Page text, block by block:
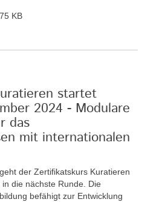
75 KB
startet
2024 - Modulare
das
mit internationalen
der Zertifikatskurs Kuratieren
die nächste Runde. Die
befähigt zur Entwicklung